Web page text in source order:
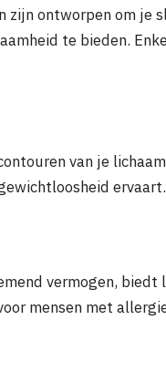
zijn ontworpen om je
te bieden.
van je
ervaart.
vermogen,
mensen met